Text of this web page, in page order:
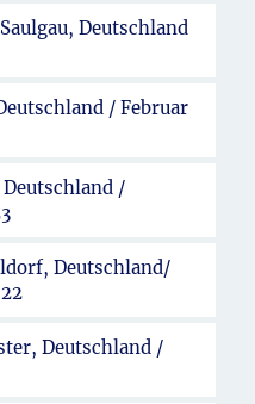
Deutschland
/ Februar
/
Deutschland/
Deutschland /